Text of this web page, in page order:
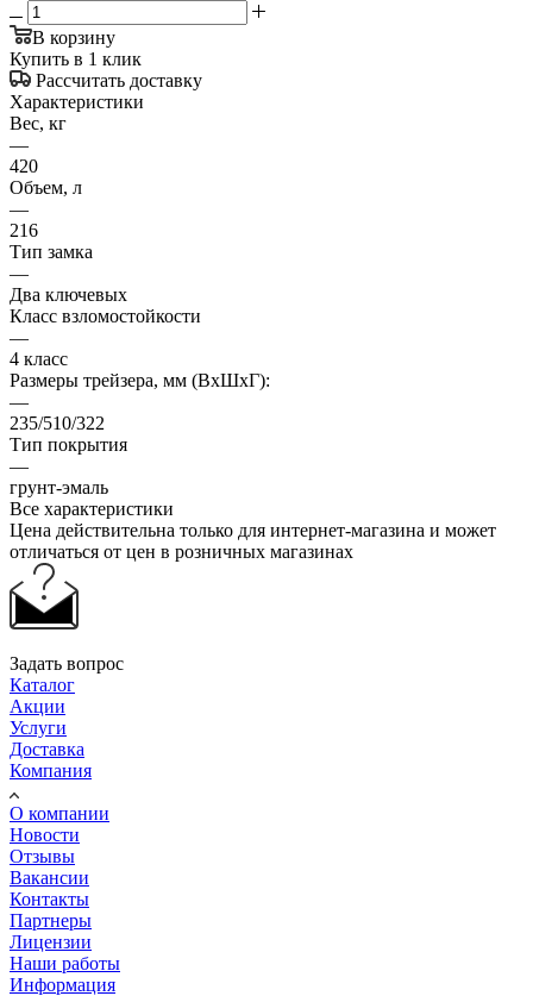
В корзину
Купить в 1 клик
Рассчитать доставку
Характеристики
Вес, кг
—
420
Объем, л
—
216
Тип замка
—
Два ключевых
Класс взломостойкости
—
4 класс
Размеры трейзера, мм (ВхШхГ):
—
235/510/322
Тип покрытия
—
грунт-эмаль
Все характеристики
Цена действительна только для интернет-магазина и может
отличаться от цен в розничных магазинах
Задать вопрос
Каталог
Акции
Услуги
Доставка
Компания
О компании
Новости
Отзывы
Вакансии
Контакты
Партнеры
Лицензии
Наши работы
Информация